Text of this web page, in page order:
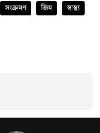
সংক্রমণ জিম
স্বাস্থ্য